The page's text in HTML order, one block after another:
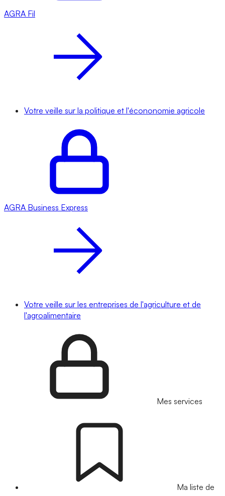
AGRA Fil
Votre veille sur la politique et l'écononomie agricole
AGRA Business Express
Votre veille sur les entreprises de l'agriculture et de
l'agroalimentaire
Mes services
Ma liste de